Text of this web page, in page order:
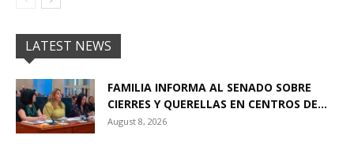
LATEST NEWS
FAMILIA INFORMA AL SENADO SOBRE
CIERRES Y QUERELLAS EN CENTROS DE...
August 8, 2026